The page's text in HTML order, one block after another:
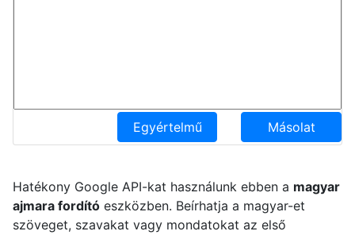
Egyértelmű Másolat
Hatékony Google API-kat használunk ebben a magyar
ajmara fordítóeszközben. Beírhatja a magyar-et
szöveget, szavakat vagy mondatokat az első